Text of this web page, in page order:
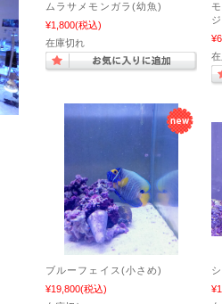
ムラサメモンガラ(幼魚)
¥1,800(税込)
在庫切れ
ブルーフェイス(小さめ)
¥19,800(税込)